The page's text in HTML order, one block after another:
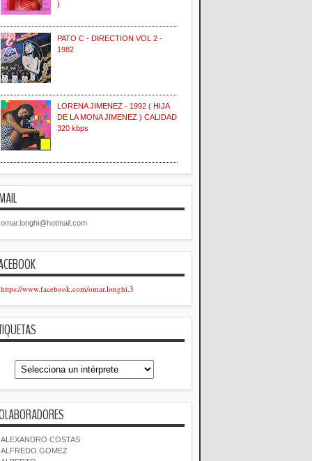
)
PATO C - DIRECTION VOL 2 -
1982
LORENA JIMENEZ - 1992 ( HIJA
DE LA MONA JIMENEZ ) CALIDAD
320 kbps
omar.longhi@hotmail.com
https://www.facebook.com/omar.longhi.3
ALEXANDRO COSTAS
ALFREDO GOMEZ